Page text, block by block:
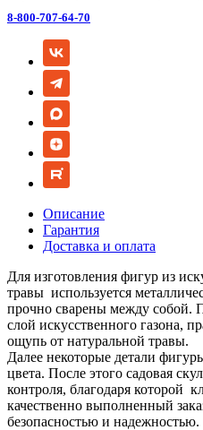
8-800-707-64-70
Описание
Гарантия
Доставка и оплата
Для изготовления фигур из
травы используется
прочно сварены между собой.
слой искусственного газона,
ощупь от натуральной травы.
Далее некоторые детали
цвета. После этого садовая
контроля, благодаря которой
качественно выполненный
безопасностью и надежностью.